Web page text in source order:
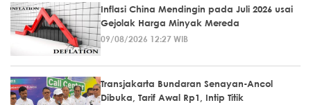
Inflasi China Mendingin pada Juli 2026 usai
Gejolak Harga Minyak Mereda
09/08/2026 12:27 WIB
Transjakarta Bundaran Senayan-Ancol
Dibuka, Tarif Awal Rp1, Intip Titik